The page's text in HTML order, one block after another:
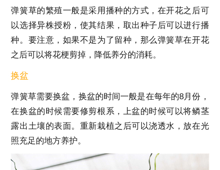
弹簧草的繁殖一般是采用播种的方式，在开花之后可
以选择异株授粉，使其结果，取出种子后可以进行播
种。要注意，如果不是为了留种，那么弹簧草在开花
之后可以将花梗剪掉，降低养分的消耗。
换盆
弹簧草需要换盆，换盆的时间一般是在每年的8月份，
在换盆的时候需要修剪根系，上盆的时候可以将鳞茎
露出土壤的表面。重新栽植之后可以浇透水，放在光
照充足的地方养护。